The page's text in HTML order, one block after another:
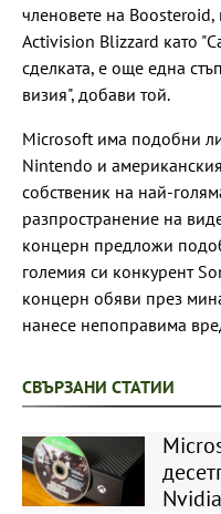
членовете на
Activision Blizzard като
сделката, е още една
визия", добави той.
Microsoft има подобни
Nintendo и
собственик на най-
разпространение на
концерн предложи
големия си конкурент
концерн обяви през
нанесе непоправима
СВЪРЗАНИ СТАТИИ
Nvidia